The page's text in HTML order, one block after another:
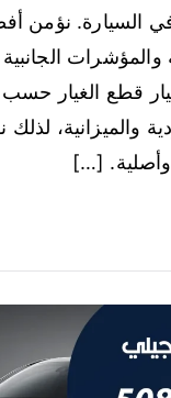
في السيارة. نؤمن
والمؤشرات
قطع الغيار حسب
والميزانية،
[…]